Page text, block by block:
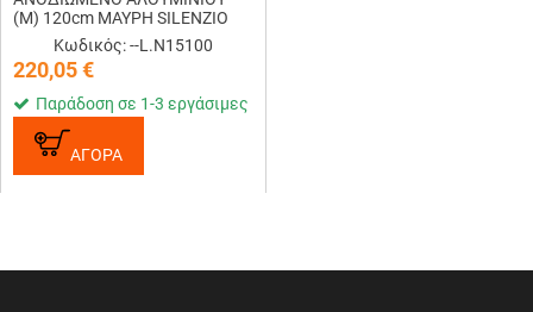
(Μ) 120cm ΜΑΥΡΗ SILENZIO
(IN-RAIL/FLUSH RAILING) ​
NORDRIVE - 2 ΤΕΜ.
Κωδικός: --L.N15100
220,05€
Παράδοση σε 1-3 εργάσιμες
ΑΓΟΡΑ